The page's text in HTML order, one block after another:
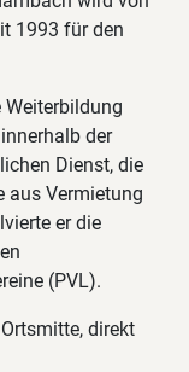
1993 für den
Weiterbildung
der
Dienst, die
aus Vermietung
er die
(PVL).
direkt